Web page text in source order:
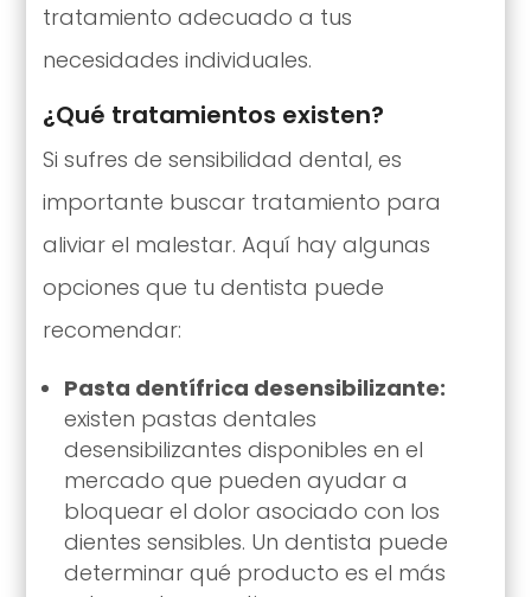
tratamiento adecuado a tus
necesidades individuales.
¿Qué tratamientos existen?
Si sufres de sensibilidad dental, es
importante buscar tratamiento para
aliviar el malestar. Aquí hay algunas
opciones que tu dentista puede
recomendar:
Pasta dentífrica desensibilizante:
existen pastas dentales
desensibilizantes disponibles en el
mercado que pueden ayudar a
bloquear el dolor asociado con los
dientes sensibles. Un dentista puede
determinar qué producto es el más